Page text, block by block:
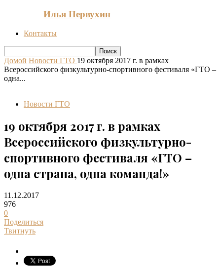
Илья Первухин
Контакты
Домой Новости ГТО 19 октября 2017 г. в рамках
Всероссийского физкультурно-спортивного фестиваля «ГТО –
одна...
Новости ГТО
19 октября 2017 г. в рамках
Всероссийского физкультурно-
спортивного фестиваля «ГТО –
одна страна, одна команда!»
11.12.2017
976
0
Поделиться
Твитнуть